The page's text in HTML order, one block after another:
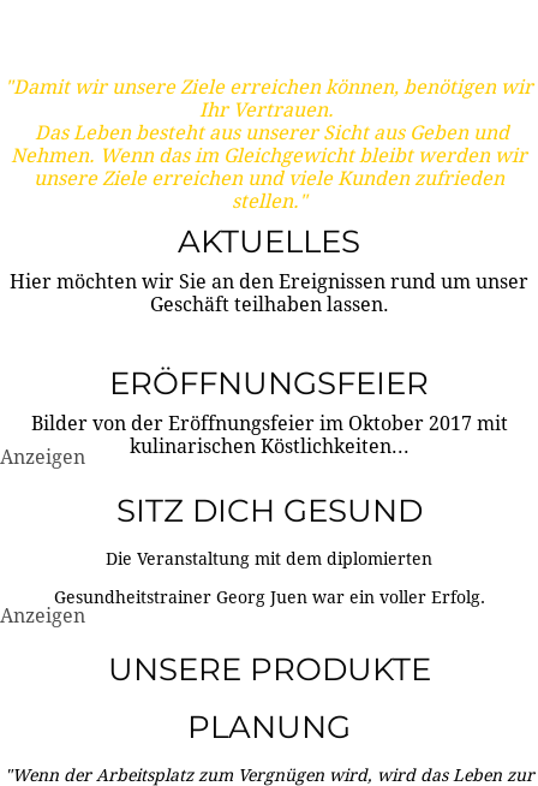
"Damit wir unsere Ziele erreichen können, benötigen wir
Ihr Vertrauen.
Das Leben besteht aus unserer Sicht aus Geben und
Nehmen. Wenn das im Gleichgewicht bleibt werden wir
unsere Ziele erreichen und viele Kunden zufrieden
stellen."
AKTUELLES
Hier möchten wir Sie an den Ereignissen rund um unser
Geschäft teilhaben lassen.
ERÖFFNUNGSFEIER
Bilder von der Eröffnungsfeier im Oktober 2017 mit
kulinarischen Köstlichkeiten...
Anzeigen
SITZ DICH GESUND
Die Veranstaltung mit dem diplomierten
Gesundheitstrainer Georg Juen war ein voller Erfolg.
Anzeigen
UNSERE PRODUKTE
PLANUNG
"Wenn der Arbeitsplatz zum Vergnügen wird, wird das Leben zur